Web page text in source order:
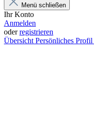
Menü schließen
Ihr Konto
Anmelden
oderregistrieren
Übersicht Persönliches Profil